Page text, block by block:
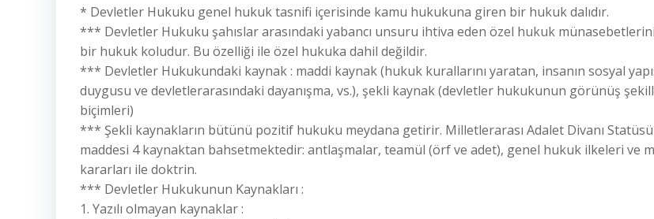
* Devletler Hukuku genel hukuk tasnifi içerisinde kamu hukukuna giren bir hukuk dalıdır.
*** Devletler Hukuku şahıslar arasındaki yabancı unsuru ihtiva eden özel hukuk
bir hukuk koludur. Bu özelliği ile özel hukuka dahil değildir.
*** Devletler Hukukundaki kaynak : maddi kaynak (hukuk kurallarını yaratan, insanın sosyal
duygusu ve devletlerarasındaki dayanışma, vs.), şekli kaynak (devletler hukukunun görünüş
biçimleri)
*** Şekli kaynakların bütünü pozitif hukuku meydana getirir. Milletlerarası Adalet Divanı
maddesi 4 kaynaktan bahsetmektedir: antlaşmalar, teamül (örf ve adet), genel hukuk ilkeleri ve
kararları ile doktrin.
*** Devletler Hukukunun Kaynakları :
1. Yazılı olmayan kaynaklar :